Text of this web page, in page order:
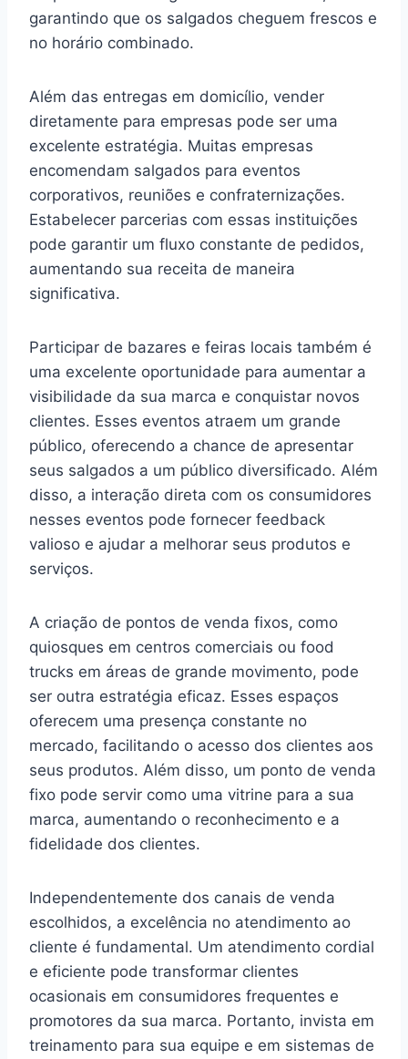
garantindo que os salgados cheguem frescos e
no horário combinado.
Além das entregas em domicílio, vender
diretamente para empresas pode ser uma
excelente estratégia. Muitas empresas
encomendam salgados para eventos
corporativos, reuniões e confraternizações.
Estabelecer parcerias com essas instituições
pode garantir um fluxo constante de pedidos,
aumentando sua receita de maneira
significativa.
Participar de bazares e feiras locais também é
uma excelente oportunidade para aumentar a
visibilidade da sua marca e conquistar novos
clientes. Esses eventos atraem um grande
público, oferecendo a chance de apresentar
seus salgados a um público diversificado. Além
disso, a interação direta com os consumidores
nesses eventos pode fornecer feedback
valioso e ajudar a melhorar seus produtos e
serviços.
A criação de pontos de venda fixos, como
quiosques em centros comerciais ou food
trucks em áreas de grande movimento, pode
ser outra estratégia eficaz. Esses espaços
oferecem uma presença constante no
mercado, facilitando o acesso dos clientes aos
seus produtos. Além disso, um ponto de venda
fixo pode servir como uma vitrine para a sua
marca, aumentando o reconhecimento e a
fidelidade dos clientes.
Independentemente dos canais de venda
escolhidos, a excelência no atendimento ao
cliente é fundamental. Um atendimento cordial
e eficiente pode transformar clientes
ocasionais em consumidores frequentes e
promotores da sua marca. Portanto, invista em
treinamento para sua equipe e em sistemas de